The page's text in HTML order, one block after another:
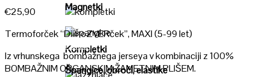
Poglej
Kompletki
Magnetki
Poglej
Špangice, obroči, elastike
€25,90
Termoforček “DiiinoZVERček”, MAXI (5-99 let)
Iz vrhunskega bombažnega jerseya v kombinaciji z 100%
BOMBAŽNIM ORGANSKIM ŽAMETNIM PLIŠEM.